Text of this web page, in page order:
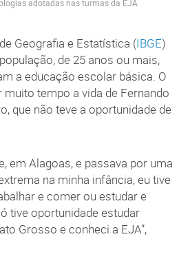
adotadas nas turmas da EJA
Geografia e Estatística (IBGE)
de 25 anos ou mais,
a educação escolar básica. O
tempo a vida de Fernando
que não teve a oportunidade de
em Alagoas, e passava por uma
na minha infância, eu tive
e comer ou estudar e
tive oportunidade estudar
Grosso e conheci a EJA”,